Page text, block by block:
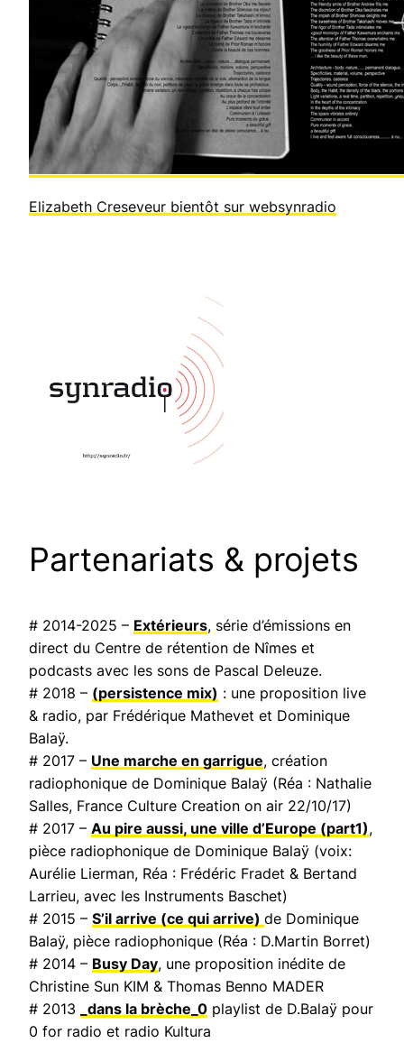
Elizabeth Creseveur bientôt sur websynradio
Partenariats & projets
# 2014-2025 – Extérieurs, série d’émissions en
direct du Centre de rétention de Nîmes et
podcasts avec les sons de Pascal Deleuze.
# 2018 – (persistence mix) : une proposition live
& radio, par Frédérique Mathevet et Dominique
Balaÿ.
# 2017 – Une marche en garrigue, création
radiophonique de Dominique Balaÿ (Réa : Nathalie
Salles, France Culture Creation on air 22/10/17)
# 2017 – Au pire aussi, une ville d’Europe (part1),
pièce radiophonique de Dominique Balaÿ (voix:
Aurélie Lierman, Réa : Frédéric Fradet & Bertand
Larrieu, avec les Instruments Baschet)
# 2015 – S’il arrive (ce qui arrive) de Dominique
Balaÿ, pièce radiophonique (Réa : D.Martin Borret)
# 2014 – Busy Day, une proposition inédite de
Christine Sun KIM & Thomas Benno MADER
# 2013
_dans la brèche_0 playlist de D.Balaÿ pour
0 for radio et radio Kultura